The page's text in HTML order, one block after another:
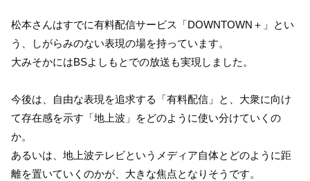
松本さんはすでに有料配信サービス「DOWNTOWN＋」とい
う、しがらみのない表現の場を持っています。
大みそかにはBSよしもとでの放送も実現しました。
今後は、自由な表現を追求する「有料配信」と、大衆に向け
て存在感を示す「地上波」をどのように使い分けていくの
か。
あるいは、地上波テレビというメディア自体とどのように距
離を置いていくのかが、大きな焦点となりそうです。